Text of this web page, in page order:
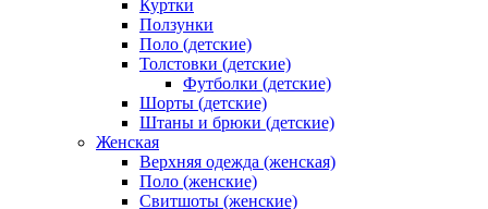
Куртки
Ползунки
Поло (детские)
Толстовки (детские)
Футболки (детские)
Шорты (детские)
Штаны и брюки (детские)
Женская
Верхняя одежда (женская)
Поло (женские)
Свитшоты (женские)